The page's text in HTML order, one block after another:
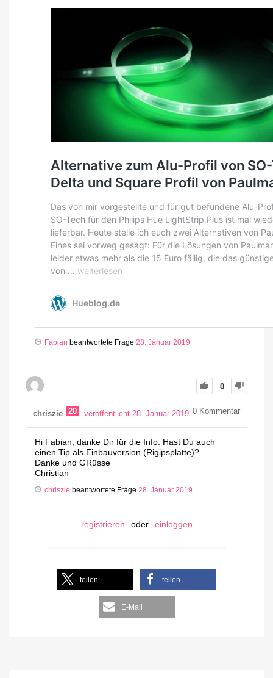
Fabian beantwortete Frage 28. Januar 2019
0
chriszie 20 veröffentlicht 28. Januar 2019 0 Kommentar
Hi Fabian, danke Dir für die Info. Hast Du auch
einen Tip als Einbauversion (Rigipsplatte)?
Danke und GRüsse
Christian
chriszie beantwortete Frage 28. Januar 2019
registrieren oder einloggen
teilen teilen
E-Mail